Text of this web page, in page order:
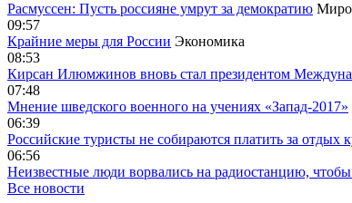
Расмуссен: Пусть россияне умрут за демократию
09:57
Крайние меры для России Экономика
08:53
Кирсан Илюмжинов вновь стал президентом
07:48
Мнение шведского военного на учениях «Запад-2017»
06:39
Российские туристы не собираются платить за отдых
06:56
Неизвестные люди ворвались на радиостанцию,
Все новости